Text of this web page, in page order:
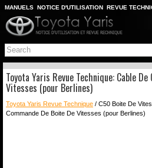
MANUELS NOTICE D'UTILISATION REVUE
PLAN DU SITE
CHERCHER
Toyota Yaris Revue Technique: Cable
Vitesses (pour Berlines)
Toyota Yaris Revue Technique / C50 Boite De
Commande De Boite De Vitesses (pour Berlines)